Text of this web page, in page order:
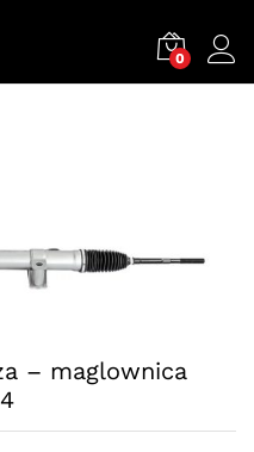
0
– maglownica